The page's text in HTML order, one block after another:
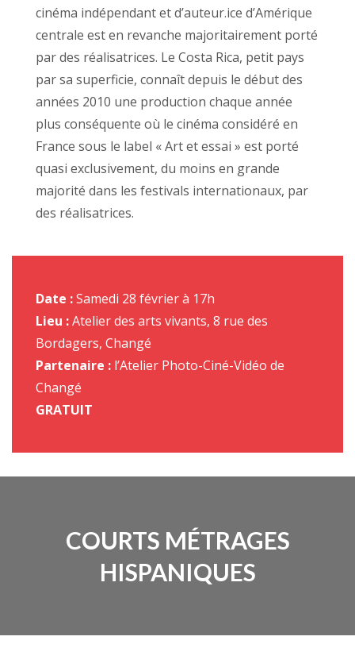
cinéma indépendant et d’auteur.ice d’Amérique
centrale est en revanche majoritairement porté
par des réalisatrices. Le Costa Rica, petit pays
par sa superficie, connaît depuis le début des
années 2010 une production chaque année
plus conséquente où le cinéma considéré en
France sous le label « Art et essai » est porté
quasi exclusivement, du moins en grande
majorité dans les festivals internationaux, par
des réalisatrices.
Date :Samedi 28 février à 17h
Lieu :Atelier des arts vivants, 8 rue des
Bordagers, Changé
Partenaire : l’Atelier Photo-Ciné-Vidéo de
Changé
GRATUIT
COURTS MÉTRAGES
HISPANIQUES